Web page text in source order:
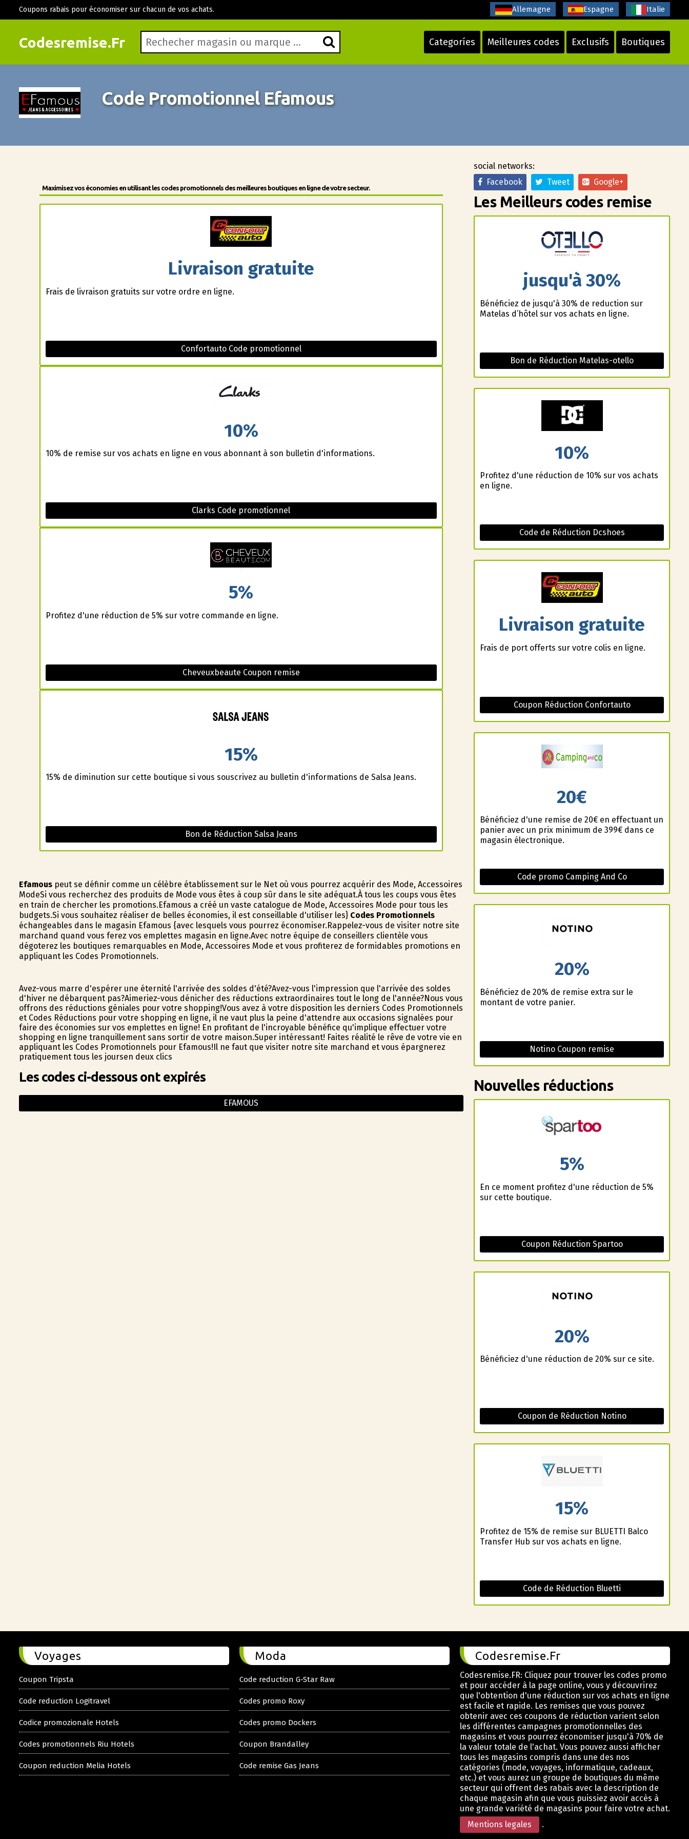
Codesremise.Fr Categoríes Meilleures codes Exclusifs Boutiques
Coupons rabais pour économiser sur chacun de vos achats. Allemagne Espagne Italie
Code Promotionnel Efamous
Maximisez vos économies en utilisant les codes promotionnels des meilleures boutiques en ligne de votre secteur.
Livraison gratuite
Frais de livraison gratuits sur votre ordre en ligne.
Confortauto Code promotionnel
10%
10% de remise sur vos achats en ligne en vous abonnant à son bulletin d'informations.
Clarks Code promotionnel
5%
Profitez d'une réduction de 5% sur votre commande en ligne.
Cheveuxbeaute Coupon remise
15%
15% de diminution sur cette boutique si vous souscrivez au bulletin d'informations de Salsa Jeans.
Bon de Réduction Salsa Jeans
Efamouspeut se définir comme un célèbre établissement sur le Net où vous pourrez acquérir des Mode, Accessoires
ModeSi vous recherchez des produits de Mode vous êtes à coup sûr dans le site adéquat.À tous les coups vous êtes
en train de chercher les promotions.Efamous a créé un vaste catalogue de Mode, Accessoires Mode pour tous les
budgets.Si vous souhaitez réaliser de belles économies, il est conseillable d'utiliser les} Codes Promotionnels
échangeables dans le magasin Efamous {avec lesquels vous pourrez économiser.Rappelez-vous de visiter notre site
marchand quand vous ferez vos emplettes magasin en ligne.Avec notre équipe de conseillers clientèle vous
dégoterez les boutiques remarquables en Mode, Accessoires Mode et vous profiterez de formidables promotions en
appliquant les Codes Promotionnels.
Avez-vous marre d'espérer une éternité l'arrivée des soldes d'été?Avez-vous l'impression que l'arrivée des soldes
d'hiver ne débarquent pas?Aimeriez-vous dénicher des réductions extraordinaires tout le long de l'année?Nous vous
offrons des réductions géniales pour votre shopping!Vous avez à votre disposition les derniers Codes Promotionnels
et Codes Réductions pour votre shopping en ligne, il ne vaut plus la peine d'attendre aux occasions signalées pour
faire des économies sur vos emplettes en ligne! En profitant de l'incroyable bénéfice qu'implique effectuer votre
shopping en ligne tranquillement sans sortir de votre maison.Super intéressant! Faites réalité le rêve de votre vie en
appliquant les Codes Promotionnels pour Efamous!Il ne faut que visiter notre site marchand et vous épargnerez
pratiquement tous les joursen deux clics
Les codes ci-dessous ont expirés
EFAMOUS
social networks:
Facebook
Tweet Google+
Les Meilleurs codes remise
jusqu'à 30%
Bénéficiez de jusqu'à 30% de reduction sur
Matelas d’hôtel sur vos achats en ligne.
Bon de Réduction Matelas-otello
10%
Profitez d'une réduction de 10% sur vos achats
en ligne.
Code de Réduction Dcshoes
Livraison gratuite
Frais de port offerts sur votre colis en ligne.
Coupon Réduction Confortauto
20€
Bénéficiez d'une remise de 20€ en effectuant un
panier avec un prix minimum de 399€ dans ce
magasin électronique.
Code promo Camping And Co
20%
Bénéficiez de 20% de remise extra sur le
montant de votre panier.
Notino Coupon remise
Nouvelles réductions
5%
En ce moment profitez d'une réduction de 5%
sur cette boutique.
Coupon Réduction Spartoo
20%
Bénéficiez d'une réduction de 20% sur ce site.
Coupon de Réduction Notino
15%
Profitez de 15% de remise sur BLUETTI Balco
Transfer Hub sur vos achats en ligne.
Code de Réduction Bluetti
Voyages
Coupon Tripsta
Code reduction Logitravel
Codice promozionale Hotels
Codes promotionnels Riu Hotels
Coupon reduction Melia Hotels
Moda
Code reduction G-Star Raw
Codes promo Roxy
Codes promo Dockers
Coupon Brandalley
Code remise Gas Jeans
Codesremise.Fr
Codesremise.FR: Cliquez pour trouver les codes promo
et pour accéder à la page online, vous y découvrirez
que l'obtention d'une réduction sur vos achats en ligne
est facile et rapide. Les remises que vous pouvez
obtenir avec ces coupons de réduction varient selon
les différentes campagnes promotionnelles des
magasins et vous pourrez économiser jusqu'à 70% de
la valeur totale de l'achat. Vous pouvez aussi afficher
tous les magasins compris dans une des nos
catégories (mode, voyages, informatique, cadeaux,
etc.) et vous aurez un groupe de boutiques du même
secteur qui offrent des rabais avec la description de
chaque magasin afin que vous puissiez avoir accès à
une grande variété de magasins pour faire votre achat.
Mentions legales
.